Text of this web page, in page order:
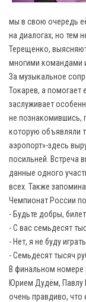
мы в свою очередь
на диалогах, но тем
Терещенко,
многими командами
За музыкальное
Токарев, а помогает
заслуживает
не познакомившись,
которую объявляли
аэропорт»-здесь
посильней. Встреча
данные одного
всех. Также
Чемпионат России
- Будьте добры,
- С вас семьдесят
- Нет, я не буду
- Семьдесят тысяч
В финальном номере
Юрием Дудём, Павлу
очень правдиво, что